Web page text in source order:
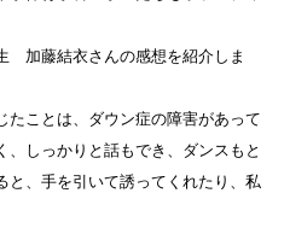
加藤結衣さんの感想を紹介しま
たことは、ダウン症の障害があって
、しっかりと話もでき、ダンスもと
と、手を引いて誘ってくれたり、私